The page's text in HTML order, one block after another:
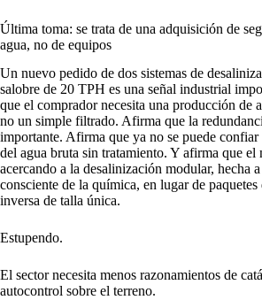
Última toma: se trata de una adquisición de
agua, no de equipos
Un nuevo pedido de dos sistemas de
salobre de 20 TPH es una señal industrial
que el comprador necesita una producción de
no un simple filtrado. Afirma que la
importante. Afirma que ya no se puede confiar
del agua bruta sin tratamiento. Y afirma que el
acercando a la desalinización modular, hecha
consciente de la química, en lugar de paquetes
inversa de talla única.
Estupendo.
El sector necesita menos razonamientos de
autocontrol sobre el terreno.